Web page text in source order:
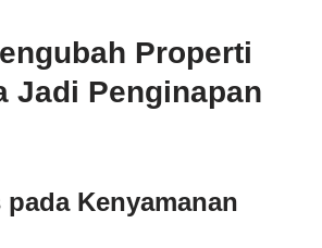
Properti
Jadi Penginapan
pada Kenyamanan